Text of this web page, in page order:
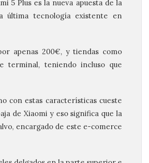
5 Plus es la nueva apuesta de la
última tecnología existente en
apenas 200€, y tiendas como
terminal, teniendo incluso que
con estas características cueste
de Xiaomi y eso significa que la
encargado de este e-comerce